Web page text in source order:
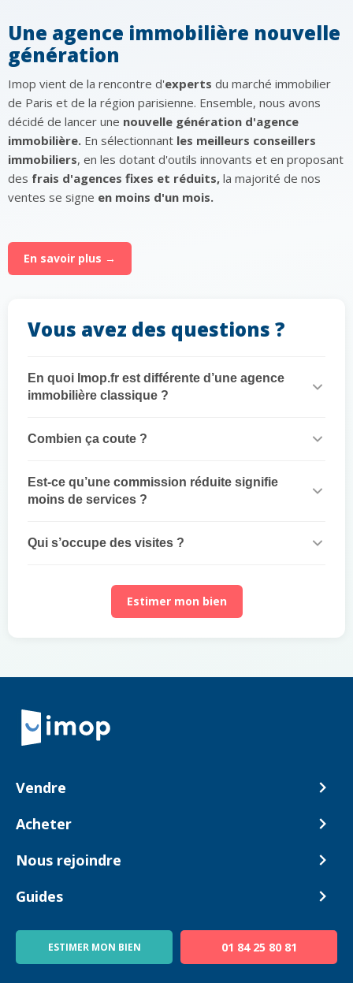
Une agence immobilière nouvelle
génération
Imop vient de la rencontre d'experts du marché immobilier
de Paris et de la région parisienne. Ensemble, nous avons
décidé de lancer une nouvelle génération d'agence
immobilière. En sélectionnant les meilleurs conseillers
immobiliers, en les dotant d'outils innovants et en proposant
des frais d'agences fixes et réduits, la majorité de nos
ventes se signe en moins d'un mois.
En savoir plus →
Vous avez des questions ?
En quoi Imop.fr est différente d’une agence
immobilière classique ?
Combien ça coute ?
Est-ce qu’une commission réduite signifie
moins de services ?
Qui s’occupe des visites ?
Estimer mon bien
Retour à la navigation principale
Vendre
Comment ça marche ?
Acheter
Biens en vente
Nous rejoindre
Devenir Conseiller
Guides
Blog
ESTIMER MON BIEN 01 84 25 80 81